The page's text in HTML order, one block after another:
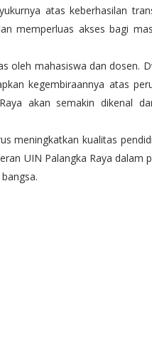
atas keberhasilan
memperluas akses bagi
oleh mahasiswa dan dosen.
kegembiraannya atas
akan semakin dikenal
meningkatkan kualitas
UIN Palangka Raya dalam